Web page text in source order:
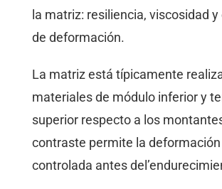
la matriz: resiliencia, viscosidad
de deformación.
La matriz está típicamente
materiales de módulo inferior y
superior respecto a los
contraste permite la
controlada antes